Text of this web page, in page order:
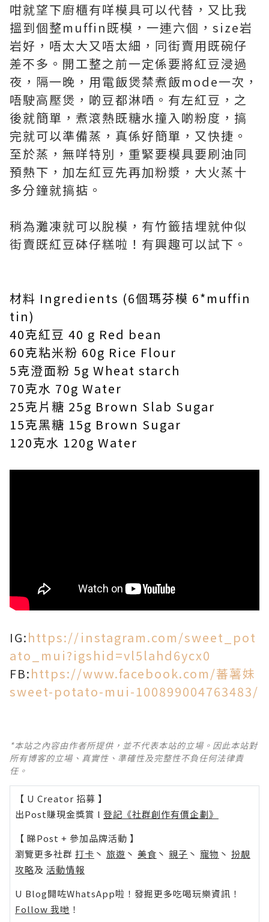
咁就望下廚櫃有咩模具可以代替，又比我
搵到個整muffin既模，一連六個，size岩
岩好，唔太大又唔太細，同街賣用既碗仔
差不多。開工整之前一定係要將紅豆浸過
夜，隔一晚，用電飯煲禁煮飯mode一次，
唔駛高壓煲，啲豆都淋哂。有左紅豆，之
後就簡單，煮滾熱既糖水撞入啲粉度，搞
完就可以準備蒸，真係好簡單，又快捷。
至於蒸，無咩特別，重緊要模具要刷油同
預熱下，加左紅豆先再加粉漿，大火蒸十
多分鐘就搞掂。
稍為灘凍就可以脫模，有竹籤拮埋就仲似
街賣既紅豆砵仔糕啦！有興趣可以試下。
材料 Ingredients (6個瑪芬模 6*muffin
tin)
40克紅豆 40 g Red bean
60克粘米粉 60g Rice Flour
5克澄面粉 5g Wheat starch
70克水 70g Water
25克片糖 25g Brown Slab Sugar
15克黑糖 15g Brown Sugar
120克水 120g Water
IG:https://instagram.com/sweet_pot
ato_mui?igshid=vl5lahd6ycx0
FB:https://www.facebook.com/蕃薯妹
sweet-potato-mui-100899004763483/
*本站之內容由作者所提供，並不代表本站的立場。因此本站對
所有博客的立場、真實性、準確性及完整性不負任何法律責
任。
【 U Creator 招募 】
出Post賺現金獎賞 l 登記《社群創作有價企劃》
【 睇Post + 參加品牌活動 】
瀏覽更多社群 打卡 丶 旅遊 丶 美食 丶 親子 丶 寵物 丶 扮靚
攻略及 活動情報
U Blog開咗WhatsApp啦！發掘更多吃喝玩樂資訊！
Follow 我哋 ！